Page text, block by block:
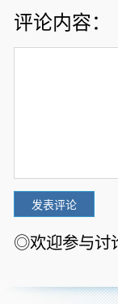
评论内容：
◎欢迎参与讨